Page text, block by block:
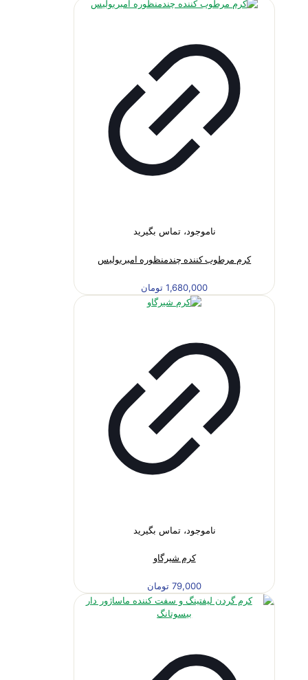
ناموجود، تماس بگیرید
کرم مرطوب کننده چندمنظوره امبریولیس
1,680,000 تومان
ناموجود، تماس بگیرید
کرم شیرگاو
79,000 تومان